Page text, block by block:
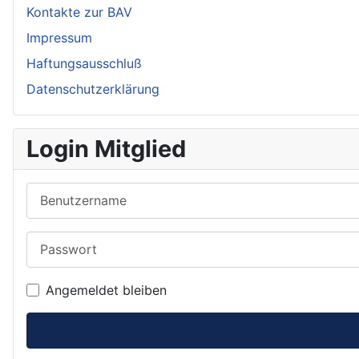
Kontakte zur BAV
Impressum
Haftungsausschluß
Datenschutzerklärung
Login Mitglied
Angemeldet bleiben